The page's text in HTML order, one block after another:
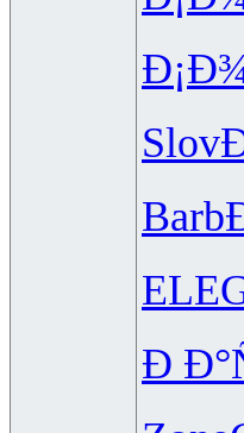
Slov
Barb
Ð